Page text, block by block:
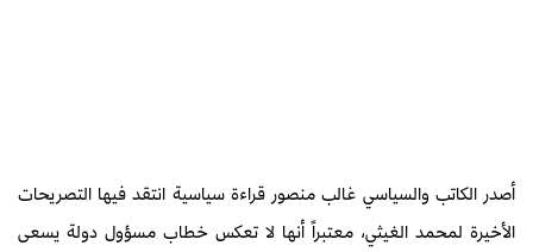
أصدر الكاتب والسياسي غالب منصور قراءة سياسية انتقد فيها التصريحات
الأخيرة لمحمد الغيثي، معتبراً أنها لا تعكس خطاب مسؤول دولة يسعى